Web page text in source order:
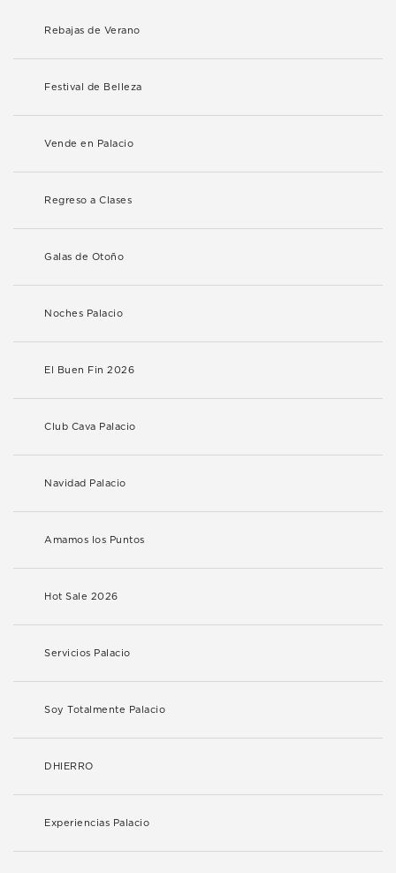
Rebajas de Verano
Festival de Belleza
Vende en Palacio
Regreso a Clases
Galas de Otoño
Noches Palacio
El Buen Fin 2026
Club Cava Palacio
Navidad Palacio
Amamos los Puntos
Hot Sale 2026
Servicios Palacio
Soy Totalmente Palacio
DHIERRO
Experiencias Palacio